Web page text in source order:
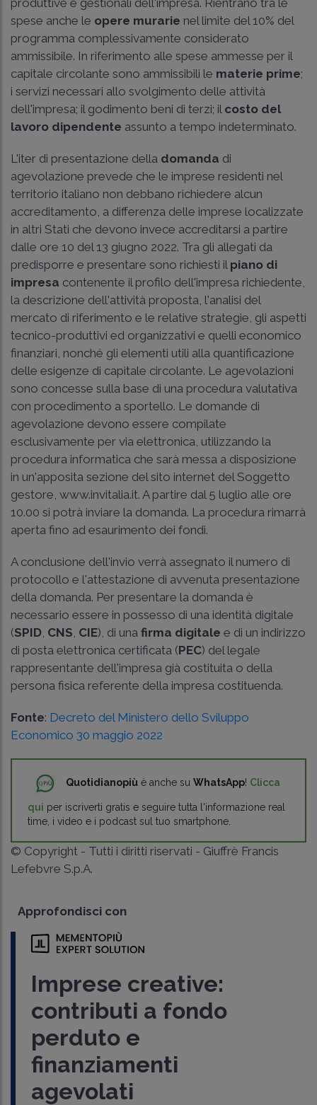
spese anche le opere murarie nel limite del 10% del
programma complessivamente considerato
ammissibile. In riferimento alle spese ammesse per il
capitale circolante sono ammissibili le materie prime;
i servizi necessari allo svolgimento delle attività
dell'impresa; il godimento beni di terzi; il costo del
lavoro dipendente assunto a tempo indeterminato.
L'iter di presentazione della domanda di
agevolazione prevede che le imprese residenti nel
territorio italiano non debbano richiedere alcun
accreditamento, a differenza delle imprese localizzate
in altri Stati che devono invece accreditarsi a partire
dalle ore 10 del 13 giugno 2022. Tra gli allegati da
predisporre e presentare sono richiesti il piano di
impresa contenente il profilo dell'impresa richiedente,
la descrizione dell'attività proposta, l'analisi del
mercato di riferimento e le relative strategie, gli aspetti
tecnico-produttivi ed organizzativi e quelli economico
finanziari, nonché gli elementi utili alla quantificazione
delle esigenze di capitale circolante. Le agevolazioni
sono concesse sulla base di una procedura valutativa
con procedimento a sportello. Le domande di
agevolazione devono essere compilate
esclusivamente per via elettronica, utilizzando la
procedura informatica che sarà messa a disposizione
in un'apposita sezione del sito internet del Soggetto
gestore, www.invitalia.it. A partire dal 5 luglio alle ore
10.00 si potrà inviare la domanda. La procedura rimarrà
aperta fino ad esaurimento dei fondi.
A conclusione dell'invio verrà assegnato il numero di
protocollo e l'attestazione di avvenuta presentazione
della domanda. Per presentare la domanda è
necessario essere in possesso di una identità digitale
(SPID CNS CIE), di una firma digitale e di un indirizzo
di posta elettronica certificata (PEC) del legale
rappresentante dell'impresa già costituita o della
persona fisica referente della impresa costituenda.
Fonte: Decreto del Ministero dello Sviluppo
Economico 30 maggio 2022
Quotidianopiù è anche su WhatsApp! Clicca
qui per iscriverti gratis e seguire tutta l'informazione real
time, i video e i podcast sul tuo smartphone.
© Copyright - Tutti i diritti riservati - Giuffrè Francis
Lefebvre S.p.A.
Approfondisci con
Imprese creative:
contributi a fondo
perduto e
finanziamenti
agevolati